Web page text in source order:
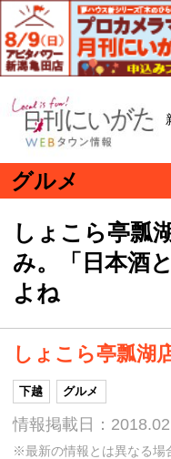
グルメ
しょこら亭瓢
み。「日本酒
よね
しょこら亭瓢湖
下越 グルメ
情報掲載日：
※最新の情報とは異なる場